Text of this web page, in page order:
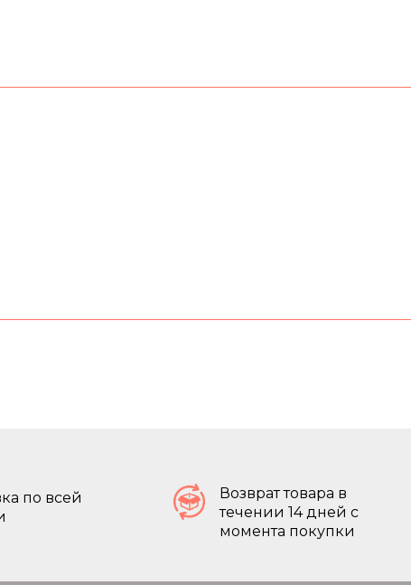
по всей
Возврат товара в
течении 14 дней с
момента покупки